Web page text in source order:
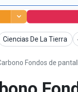
Ciencias De La Tierra
Fondos de pantalla
Fondos de